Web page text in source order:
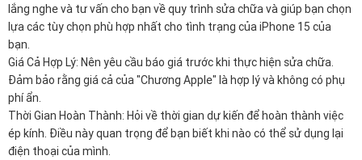
lắng nghe và tư vấn cho bạn về quy trình sửa chữa và giúp bạn chọn
lựa các tùy chọn phù hợp nhất cho tình trạng của iPhone 15 của
bạn.
Giá Cả Hợp Lý: Nên yêu cầu báo giá trước khi thực hiện sửa chữa.
Đảm bảo rằng giá cả của "Chương Apple" là hợp lý và không có phụ
phí ẩn.
Thời Gian Hoàn Thành: Hỏi về thời gian dự kiến để hoàn thành việc
ép kính. Điều này quan trọng để bạn biết khi nào có thể sử dụng lại
điện thoại của mình.